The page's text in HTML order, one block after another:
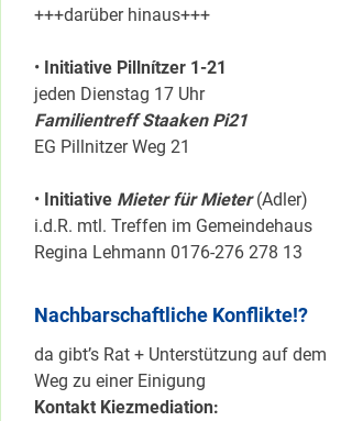
+++darüber hinaus+++
• Initiative Pillnítzer 1-21
jeden Dienstag 17 Uhr
Familientreff Staaken Pi21
EG Pillnitzer Weg 21
• Initiative Mieter für Mieter(Adler)
i.d.R. mtl. Treffen im Gemeindehaus
Regina Lehmann 0176-276 278 13
Nachbarschaftliche Konflikte!?
da gibt’s Rat + Unterstützung auf dem
Weg zu einer Einigung
Kontakt Kiezmediation: